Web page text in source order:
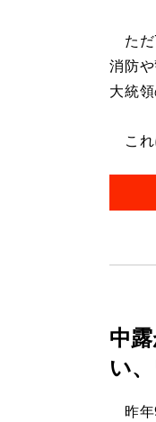
ただ
消防
大統
これ
中
い
昨年